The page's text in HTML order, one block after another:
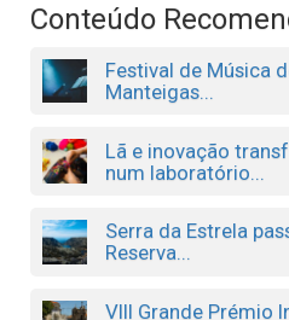
Conteúdo
Festival de Música
Manteigas...
Lã e inovação
num laboratório...
Serra da Estrela
Reserva...
VIII Grande Prémio